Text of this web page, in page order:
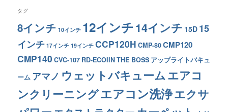
タグ
8インチ 10インチ 12インチ14インチ 15D 15
インチ 17インチ 19インチ CCP120H CMP-80CMP120
CMP140 CVC-107 RD-ECOIINTHE BOSS アップライトバキュ
ーム アマノ ウェットバキュームエアコ
ンクリーニングエアコン洗浄エクサ